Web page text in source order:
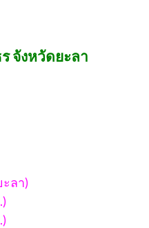
จังหวัดยะลา
ลา)